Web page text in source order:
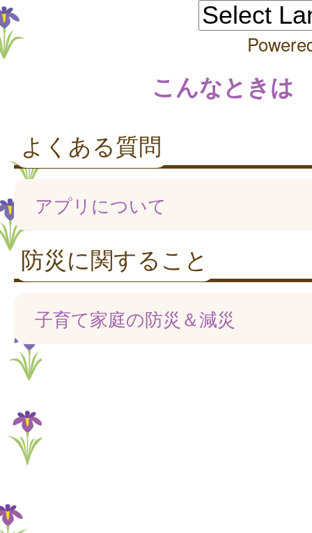
こんなときは
よくある質問
アプリについて
防災に関すること
子育て家庭の防災＆減災